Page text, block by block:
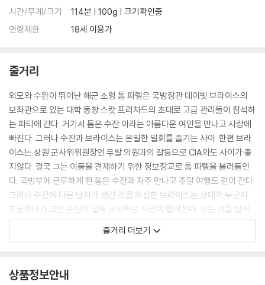
시간/무게/크기
114분 | 100g | 크기확인중
연령제한
18세 이용가
줄거리
외모와 수완이 뛰어난 해군 소령 톰 파렐은 국방장관 데이빗 브라이스의
보좌관으로 있는 대학 동창 스캇 프리차드의 초대로 고급 관리들이 참석하
는 파티에 간다. 거기서 톰은 수잔 이라는 아름다운 여인을 만나고 사랑에
빠진다. 그러나 수잔과 브라이스는 은밀한 밀회를 즐기는 사이. 한편 브라
이스는 상원 군사위위원장인 두발 의원과의 갈등으로 CIA와도 사이가 좋
지않다. 결국 그는 이들을 견제하기 위한 정보장교로 톰 파렐을 불러들인
다. 국방부에 근무하게 된 톰은 수잔과 자주 만나고 주말 여행도 같이 간다.
그러나 수잔에 다른 남자가 생긴 것을 의심한 브라이스는 상대가 누군지
추궁하다가 그만 수잔이 실족 낙사하는 사건이 벌어진다. 모든 것을 털어
놓으려는 브라이스를 스캇이 말리고, 그는 소련 스파이가 수잔을 살해한
걸로 꾸미자고 한다. 얼떨결에 동의한 브라이스는 본의 아니게 스캇이 하
줄거리 더보기
상품정보안내